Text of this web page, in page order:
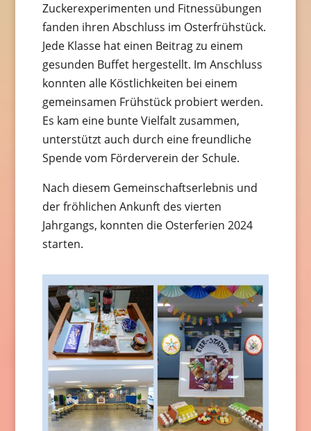
Zuckerexperimenten und Fitnessübungen
fanden ihren Abschluss im Osterfrühstück.
Jede Klasse hat einen Beitrag zu einem
gesunden Buffet hergestellt. Im Anschluss
konnten alle Köstlichkeiten bei einem
gemeinsamen Frühstück probiert werden.
Es kam eine bunte Vielfalt zusammen,
unterstützt auch durch eine freundliche
Spende vom Förderverein der Schule.
Nach diesem Gemeinschaftserlebnis und
der fröhlichen Ankunft des vierten
Jahrgangs, konnten die Osterferien 2024
starten.